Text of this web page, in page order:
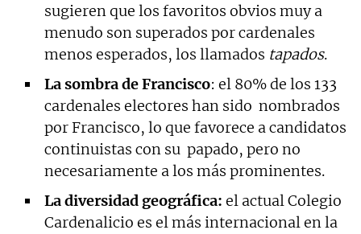
sugieren que los favoritos obvios muy a
menudo son superados por cardenales
menos esperados, los llamados tapados.
La sombra de Francisco: el 80% de los 133
cardenales electores han sido nombrados
por Francisco, lo que favorece a candidatos
continuistas con su papado, pero no
necesariamente a los más prominentes.
La diversidad geográfica: el actual Colegio
Cardenalicio es el más internacional en la